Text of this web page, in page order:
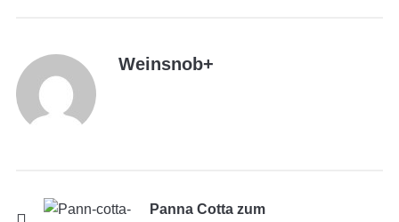
Weinsnob+
Panna Cotta zum